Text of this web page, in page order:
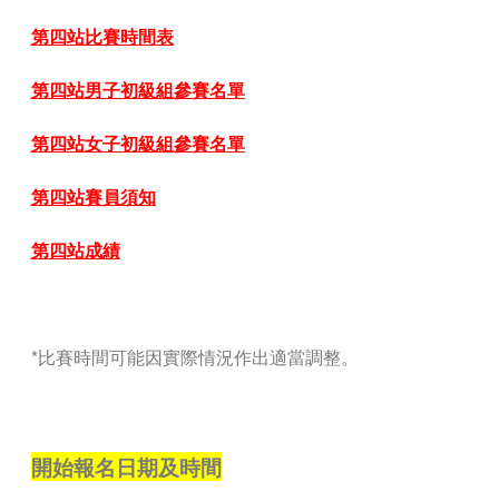
第四站比賽時間表
第四站男子初級組參賽名單
第四站女子初級組參賽名單
第四站賽員須知
第四站成績
*比賽時間可能因實際情況作出適當調整。
開始報名日期及時間